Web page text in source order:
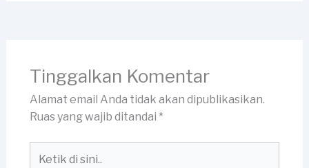
Tinggalkan Komentar
Alamat email Anda tidak akan dipublikasikan.
Ruas yang wajib ditandai *